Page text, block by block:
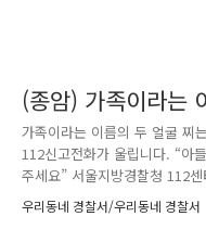
(종암) 가족이라는
가족이라는 이름의 두 얼굴 찌
112신고전화가 울립니다. “아
주세요” 서울지방경찰청
할하는 종암경찰서에 무전으로
위지구대와 여청수사팀은 동
우리동네 경찰서/우리동네 경찰서